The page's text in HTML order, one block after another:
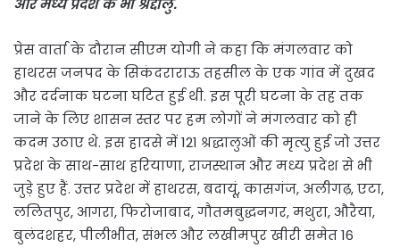
और मध्य प्रदेश के भी श्रद्दालु.
प्रेस वार्ता के दौरान सीएम योगी ने कहा कि मंगलवार को
हाथरस जनपद के सिकंदराराऊ तहसील के एक गांव में दुखद
और दर्दनाक घटना घटित हुई थी. इस पूरी घटना के तह तक
जाने के लिए शासन स्तर पर हम लोगों ने मंगलवार को ही
कदम उठाए थे. इस हादसे में 121 श्रद्धालुओं की मृत्यु हुई जो उत्तर
प्रदेश के साथ-साथ हरियाणा, राजस्थान और मध्य प्रदेश से भी
जुड़े हुए हैं. उत्तर प्रदेश में हाथरस, बदायूं, कासगंज, अलीगढ़, एटा,
ललितपुर, आगरा, फिरोजाबाद, गौतमबुद्धनगर, मथुरा, औरैया,
बुलंदशहर, पीलीभीत, संभल और लखीमपुर खीरी समेत 16